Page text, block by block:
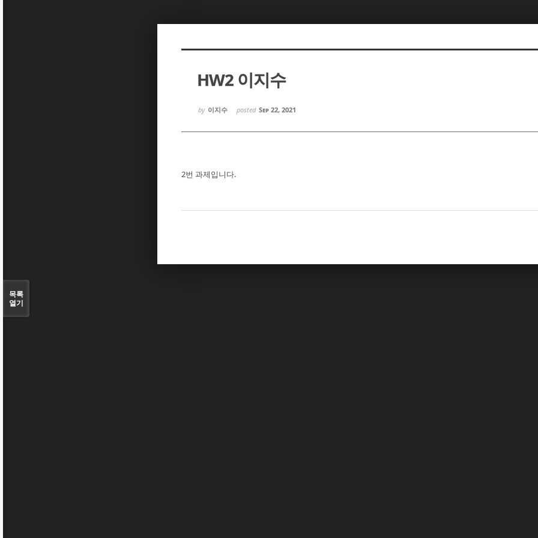
HW2 이지수
by 이지수 posted Sep 22, 2021
2번 과제입니다.
목록
열기
Sketchbook5, 스케치북5
Sketchbook5, 스케치북5
Sketchbook5, 스케치북5
Sketchbook5, 스케치북5